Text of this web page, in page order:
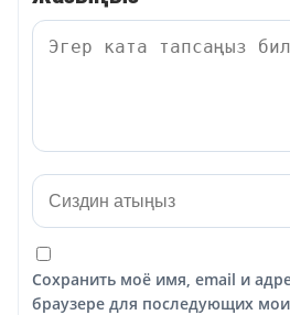
Сохранить моё имя, email и
браузере для последующих